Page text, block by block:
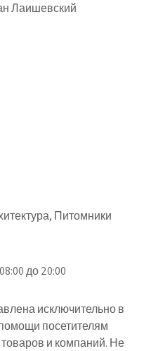
Лаишевский
Питомники
до 20:00
исключительно в
посетителям
и компаний. Не